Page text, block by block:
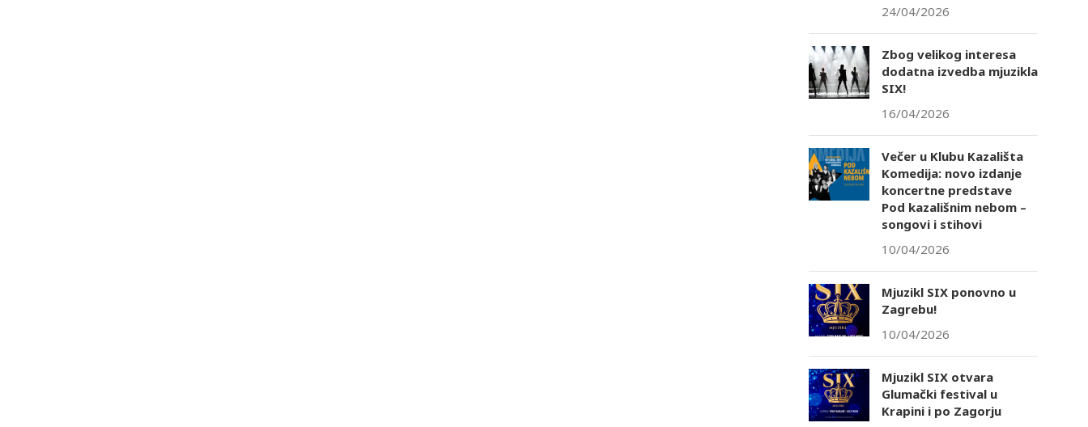
24/04/2026
Zbog velikog interesa
dodatna izvedba mjuzikla
SIX!
16/04/2026
Večer u Klubu Kazališta
Komedija: novo izdanje
koncertne predstave
Pod kazališnim nebom –
songovi i stihovi
10/04/2026
Mjuzikl SIX ponovno u
Zagrebu!
10/04/2026
Mjuzikl SIX otvara
Glumački festival u
Krapini i po Zagorju